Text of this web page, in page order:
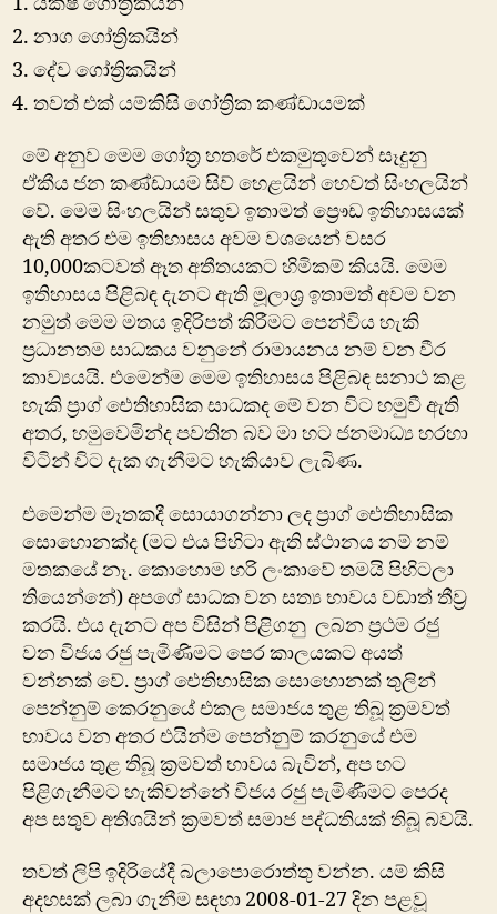
නාග ගෝත්‍රිකයින්‍
දේව ගෝත්‍රිකයින්
තවත් එක් යම්කිසි ගෝත්‍රික කණ්ඩායමක්
මේ අනුව මෙම ගෝත්‍ර හතරේ එකමුතුවෙන් සෑදුනු
ඒකීය ජන කණ්ඩායම සිව් හෙළයින් හෙවත් සිංහලයින්
වේ. මෙම සිංහලයින් සතුව ඉතාමත් ප්‍රෞඩ ඉතිහාසයක්
ඇති අතර එම ඉතිහාසය අවම වශයෙන් වසර
10,000කටවත් ඈත අතීතයකට හිමිකම් කියයි. මෙම
ඉතිහාසය පිළිබඳ දැනට ඇති මූලාශ්‍ර ඉතාමත් අවම වන
නමුත් මෙම මතය ඉදිරිපත් කිරීමට පෙන්විය හැකි
ප්‍රධානතම සාධකය වනුනේ රාමායනය නම් වන වීර
කාව්‍යයයි. එමෙන්ම මෙම ඉතිහාසය පිළිබඳ සනාථ කළ
හැකි ප්‍රාග් ඓතිහාසික සාධකද මේ වන විට හමුවී ඇති
අතර, හමුවෙමින්ද පවතින බව මා හට ජනමාධ්‍ය හරහා
විටින් විට දැක ගැනීමට හැකියාව ලැබිණ.
එමෙන්ම මෑතකදී සොයාගන්නා ලද ප්‍රාග් ඓතිහාසික
සොහොනක්ද (මට එය පිහිටා ඇති ස්ථානය නම් නම්
මතකයේ නෑ. කොහොම හරි ලංකාවේ තමයි පිහිටලා
තියෙන්නේ) අපගේ සාධක වන සත්‍ය භාවය වඩාත් තීව්‍ර
කරයි. එය දැනට අප විසින් පිළිගනු ලබන ප්‍රථම රජු
වන විජය රජු පැමිණිමට පෙර කාලයකට අයත්
වන්නක් වේ. ප්‍රාග් ඓතිහාසික සොහොනක් තුලින්
පෙන්නු‍ම් කෙරනුයේ එකල සමාජය තුළ තිබූ ක්‍රමවත්
භාවය වන අතර එයින්ම පෙන්නුම් කරනුයේ එම
සමාජය තුළ තිබූ ක්‍රමවත් භාවය බැවින්, අප හ‍ට
පිළිගැනීමට හැකිවන්නේ විජය රජු පැමිණීමට පෙරද
අප සතුව අතිශයින් ක්‍රමවත් සමාජ පද්ධතියක් තිබූ බවයි.
තවත් ලිපි ඉදිරියේදී බලාපොරොත්තු වන්න. යම් කිසි
අදහසක් ලබා ගැනීම සඳහා 2008-01-27 දින පළවූ